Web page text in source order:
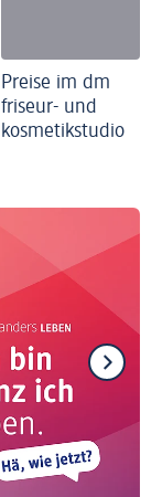
Preise im dm
friseur- und
kosmetikstudio